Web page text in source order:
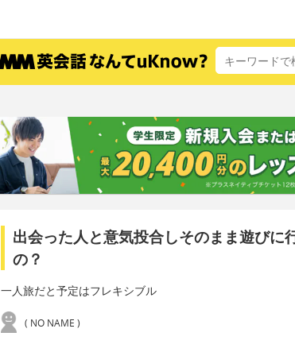
出会った人と意気投合しそのまま遊びに
の？
一人旅だと予定はフレキシブル
( NO NAME )